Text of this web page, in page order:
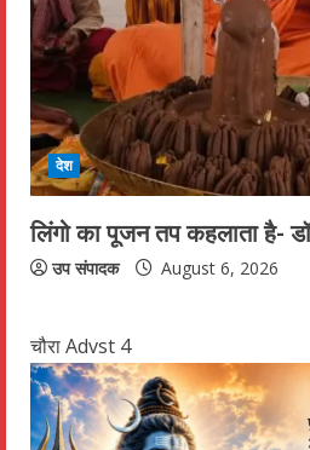
देश
लिंगो का पूजन तप कहलाता है-
उप संपादक August 6, 2026
चौरा Advst 4